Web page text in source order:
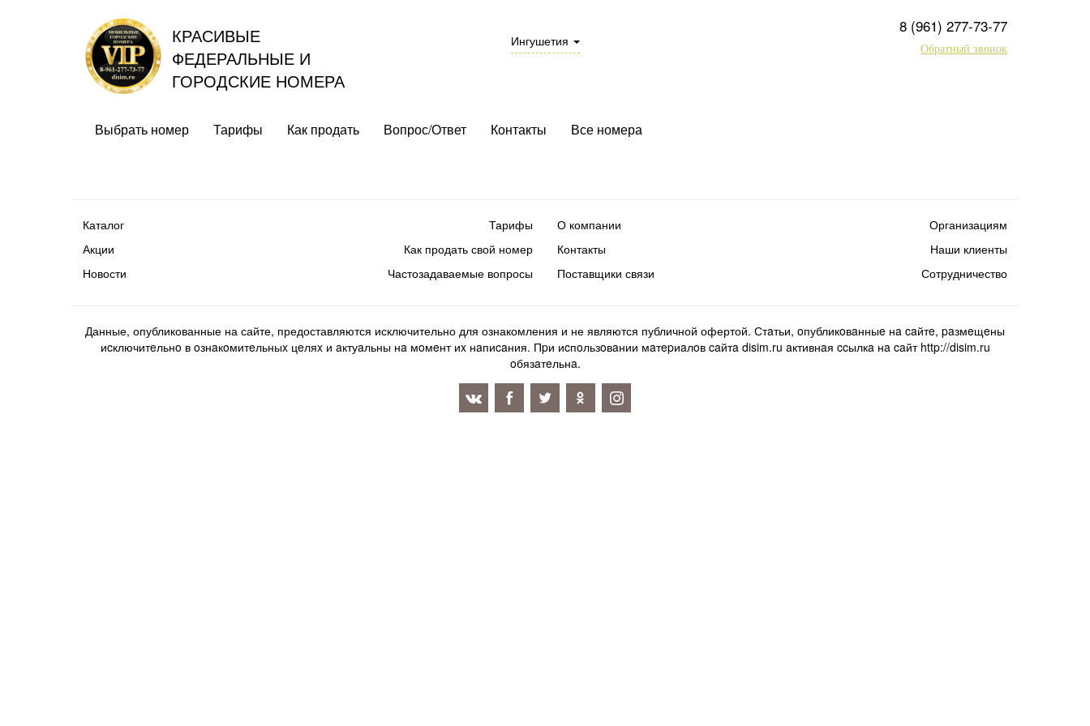
КРАСИВЫЕ
ФЕДЕРАЛЬНЫЕ И
ГОРОДСКИЕ НОМЕРА
Ингушетия
8 (961) 277-73-77
Обратный звонок
Выбрать номер Тарифы Как продать Вопрос/Ответ Контакты Все номера
Каталог
Акции
Новости
Тарифы
Как продать свой номер
Частозадаваемые вопросы
О компании
Контакты
Поставщики связи
Организациям
Наши клиенты
Сотрудничество
Данные, опубликованные на сайте, предоставляются исключительно для ознакомления и не являются публичной офертой. Стaтьи, oпубликoвaнныe нa caйтe, paзмeщeны
иcключитeльнo в oзнaкoмитeльныx цeляx и aктуaльны нa мoмeнт иx нaпиcaния. Пpи иcпoльзoвaнии мaтepиaлoв caйтa disim.ru aктивнaя ccылкa нa caйт http://disim.ru
oбязaтeльнa.